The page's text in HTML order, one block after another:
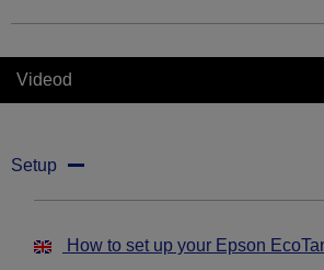
Videod
Setup
How to set up your Epson